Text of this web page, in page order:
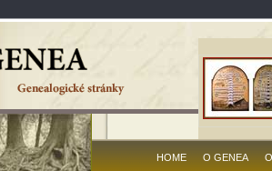
HOME O GENEA